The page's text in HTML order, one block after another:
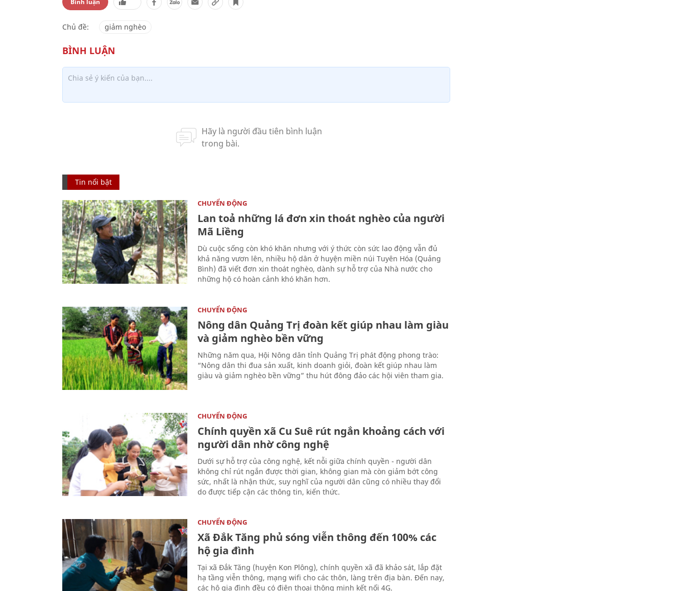
Bình luận
Chủ đề: giảm nghèo
Tin nổi bật
CHUYỂN ĐỘNG
Lan toả những lá đơn xin thoát nghèo của người
Mã Liềng
Dù cuộc sống còn khó khăn nhưng với ý thức còn sức lao động vẫn đủ
khả năng vươn lên, nhiều hộ dân ở huyện miền núi Tuyên Hóa (Quảng
Bình) đã viết đơn xin thoát nghèo, dành sự hỗ trợ của Nhà nước cho
những hộ có hoàn cảnh khó khăn hơn.
CHUYỂN ĐỘNG
Nông dân Quảng Trị đoàn kết giúp nhau làm giàu
và giảm nghèo bền vững
Những năm qua, Hội Nông dân tỉnh Quảng Trị phát động phong trào:
“Nông dân thi đua sản xuất, kinh doanh giỏi, đoàn kết giúp nhau làm
giàu và giảm nghèo bền vững” thu hút đông đảo các hội viên tham gia.
CHUYỂN ĐỘNG
Chính quyền xã Cu Suê rút ngắn khoảng cách với
người dân nhờ công nghệ
Dưới sự hỗ trợ của công nghệ, kết nỗi giữa chính quyền - người dân
không chỉ rút ngắn được thời gian, không gian mà còn giảm bớt công
sức, nhất là nhận thức, suy nghĩ của người dân cũng có nhiều thay đổi
do được tiếp cận các thông tin, kiến thức.
CHUYỂN ĐỘNG
Xã Đắk Tăng phủ sóng viễn thông đến 100% các
hộ gia đình
Tại xã Đắk Tăng (huyện Kon Plông), chính quyền xã đã khảo sát, lắp đặt
hạ tầng viễn thông, mạng wifi cho các thôn, làng trên địa bàn. Đến nay,
các hộ gia đình đều có điện thoại thông minh kết nối 4G.